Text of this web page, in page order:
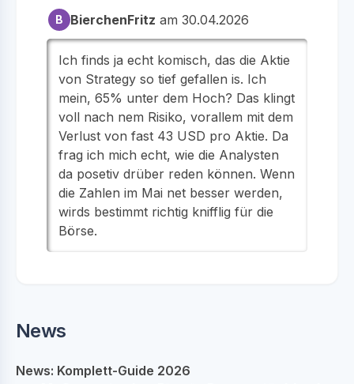
B BierchenFritz am 30.04.2026
Ich finds ja echt komisch, das die Aktie
von Strategy so tief gefallen is. Ich
mein, 65% unter dem Hoch? Das klingt
voll nach nem Risiko, vorallem mit dem
Verlust von fast 43 USD pro Aktie. Da
frag ich mich echt, wie die Analysten
da posetiv drüber reden können. Wenn
die Zahlen im Mai net besser werden,
wirds bestimmt richtig knifflig für die
Börse.
News
News: Komplett-Guide 2026